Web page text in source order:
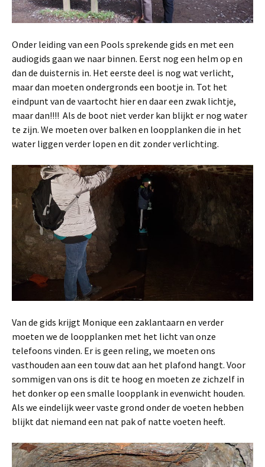
Onder leiding van een Pools sprekende gids en met een
audiogids gaan we naar binnen. Eerst nog een helm op en
dan de duisternis in. Het eerste deel is nog wat verlicht,
maar dan moeten ondergronds een bootje in. Tot het
eindpunt van de vaartocht hier en daar een zwak lichtje,
maar dan!!!! Als de boot niet verder kan blijkt er nog water
te zijn. We moeten over balken en loopplanken die in het
water liggen verder lopen en dit zonder verlichting.
Van de gids krijgt Monique een zaklantaarn en verder
moeten we de loopplanken met het licht van onze
telefoons vinden. Er is geen reling, we moeten ons
vasthouden aan een touw dat aan het plafond hangt. Voor
sommigen van ons is dit te hoog en moeten ze zichzelf in
het donker op een smalle loopplank in evenwicht houden.
Als we eindelijk weer vaste grond onder de voeten hebben
blijkt dat niemand een nat pak of natte voeten heeft.